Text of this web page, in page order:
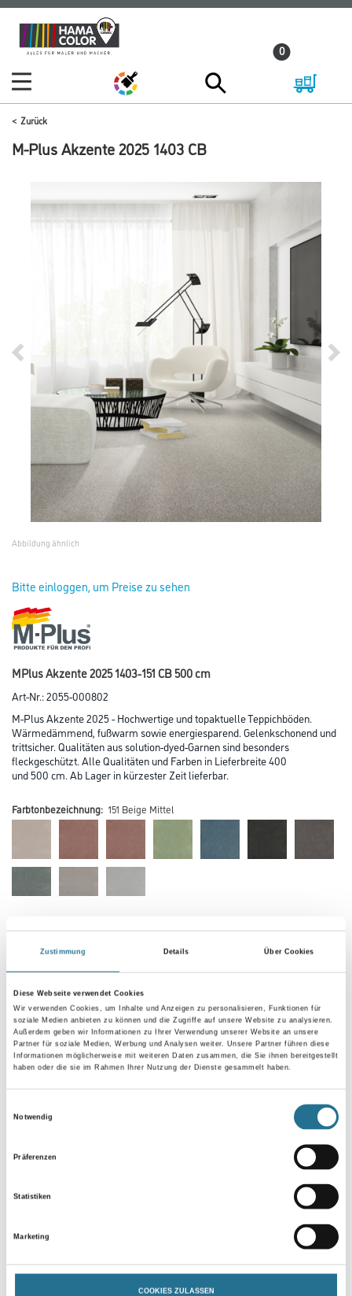
Zustimmung Details Über Cookies
Diese Webseite verwendet Cookies
Wir verwenden Cookies, um Inhalte und Anzeigen zu personalisieren, Funktionen für
soziale Medien anbieten zu können und die Zugriffe auf unsere Website zu analysieren.
Außerdem geben wir Informationen zu Ihrer Verwendung unserer Website an unsere
Partner für soziale Medien, Werbung und Analysen weiter. Unsere Partner führen diese
Informationen möglicherweise mit weiteren Daten zusammen, die Sie ihnen bereitgestellt
haben oder die sie im Rahmen Ihrer Nutzung der Dienste gesammelt haben.
Notwendig
Präferenzen
Statistiken
Marketing
COOKIES ZULASSEN
Zum
Inhalt
Zum
Navigationsmenü
0
Zurück
M-Plus Akzente 2025 1403 CB
Abbildung ähnlich
Bitte einloggen, um Preise zu sehen
MPlus Akzente 2025 1403-151 CB 500 cm
Art-Nr.:2055-000802
M-Plus Akzente 2025 - Hochwertige und topaktuelle Teppichböden.
Wärmedämmend, fußwarm sowie energiesparend. Gelenkschonend und
trittsicher. Qualitäten aus solution-dyed-Garnen sind besonders
fleckgeschützt. Alle Qualitäten und Farben in Lieferbreite 400
und 500 cm. Ab Lager in kürzester Zeit lieferbar.
Farbtonbezeichnung: 151 Beige Mittel
Breite in centimeter